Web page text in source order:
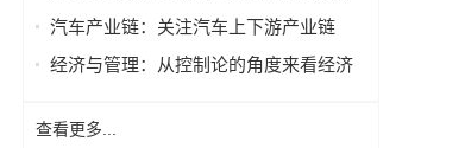
家及人才需求资讯
汽车产业链：关注汽车上下游产业链
经济与管理：从控制论的角度来看经济
查看更多...